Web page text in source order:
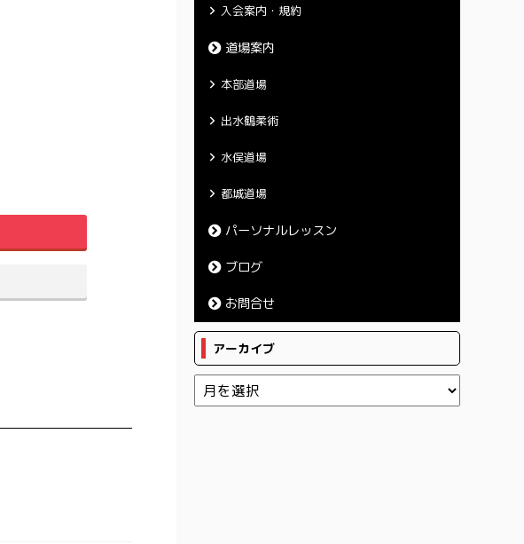
入会案内・規約
道場案内
本部道場
出水鶴柔術
水俣道場
都城道場
パーソナルレッスン
ブログ
お問合せ
アーカイブ